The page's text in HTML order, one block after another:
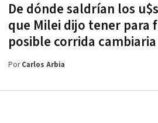
De dónde saldrían los
que Milei dijo tener para
posible corrida cambiaria
PorCarlos Arbia